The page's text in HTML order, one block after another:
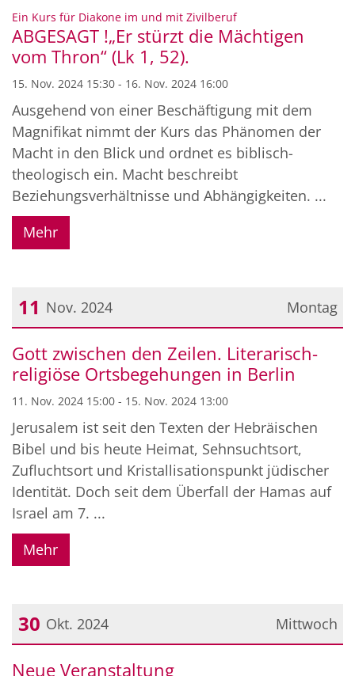
Datum: 15. November 2024
Ein Kurs für Diakone im und mit Zivilberuf:
ABGESAGT !„Er stürzt die Mächtigen
vom Thron“ (Lk 1, 52).
15. Nov. 2024 15:30 - 16. Nov. 2024 16:00
Ausgehend von einer Beschäftigung mit dem
Magnifikat nimmt der Kurs das Phänomen der
Macht in den Blick und ordnet es biblisch-
theologisch ein. Macht beschreibt
Beziehungsverhältnisse und Abhängigkeiten. ...
Mehr
Montag
11 Nov. 2024
Datum: 11. November 2024
Gott zwischen den Zeilen. Literarisch-
religiöse Ortsbegehungen in Berlin
11. Nov. 2024 15:00 - 15. Nov. 2024 13:00
Jerusalem ist seit den Texten der Hebräischen
Bibel und bis heute Heimat, Sehnsuchtsort,
Zufluchtsort und Kristallisationspunkt jüdischer
Identität. Doch seit dem Überfall der Hamas auf
Israel am 7. ...
Mehr
Mittwoch
30 Okt. 2024
Datum: 30. Oktober 2024
Neue Veranstaltung